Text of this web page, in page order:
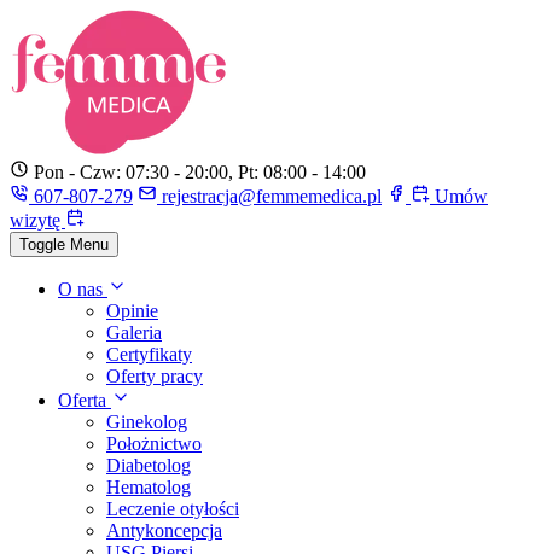
Pon - Czw: 07:30 - 20:00, Pt: 08:00 - 14:00
607-807-279
rejestracja@femmemedica.pl
Umów
wizytę
Toggle Menu
O nas
Opinie
Galeria
Certyfikaty
Oferty pracy
Oferta
Ginekolog
Położnictwo
Diabetolog
Hematolog
Leczenie otyłości
Antykoncepcja